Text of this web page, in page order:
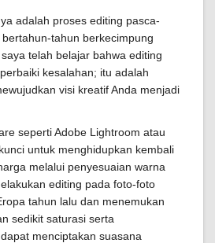
adalah proses editing pasca-
tahun berkecimpung
telah belajar bahwa editing
kesalahan; itu adalah
visi kreatif Anda menjadi
seperti Adobe Lightroom atau
untuk menghidupkan kembali
melalui penyesuaian warna
editing pada foto-foto
tahun lalu dan menemukan
sedikit saturasi serta
menciptakan suasana